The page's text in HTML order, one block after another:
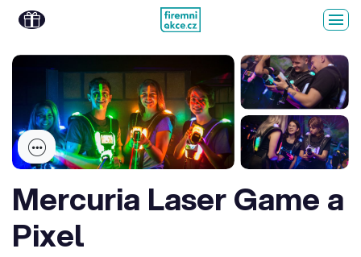
Mercuria Laser Game a
Pixel